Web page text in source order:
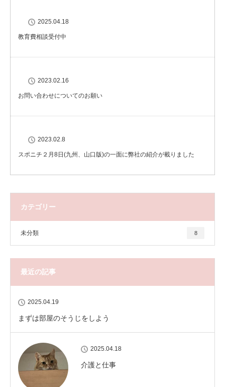
2025.04.18
教育費相談受付中
2023.02.16
お問い合わせについてのお願い
2023.02.8
スポニチ２月8日(九州、山口版)の一面に弊社の紹介が載りました
カテゴリー
未分類 8
最近の記事
2025.04.19
まずは部屋のそうじをしよう
2025.04.18
介護と仕事